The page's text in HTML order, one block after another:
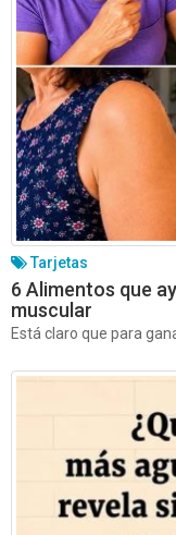
Tarjetas
6 Alimentos que
muscular
Está claro que para